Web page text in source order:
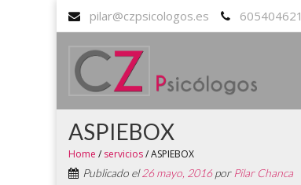
pilar@czpsicologos.es 605404621
ASPIEBOX
Home / servicios/ASPIEBOX
Publicado el26 mayo, 2016por Pilar Chanca